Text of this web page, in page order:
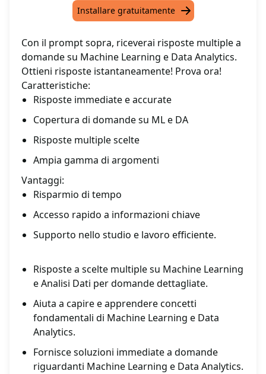
Installare gratuitamente
Con il prompt sopra, riceverai risposte multiple a
domande su Machine Learning e Data Analytics.
Ottieni risposte istantaneamente! Prova ora!
Caratteristiche:
Risposte immediate e accurate
Copertura di domande su ML e DA
Risposte multiple scelte
Ampia gamma di argomenti
Vantaggi:
Risparmio di tempo
Accesso rapido a informazioni chiave
Supporto nello studio e lavoro efficiente.
Risposte a scelte multiple su Machine Learning
e Analisi Dati per domande dettagliate.
Aiuta a capire e apprendere concetti
fondamentali di Machine Learning e Data
Analytics.
Fornisce soluzioni immediate a domande
riguardanti Machine Learning e Data Analytics.